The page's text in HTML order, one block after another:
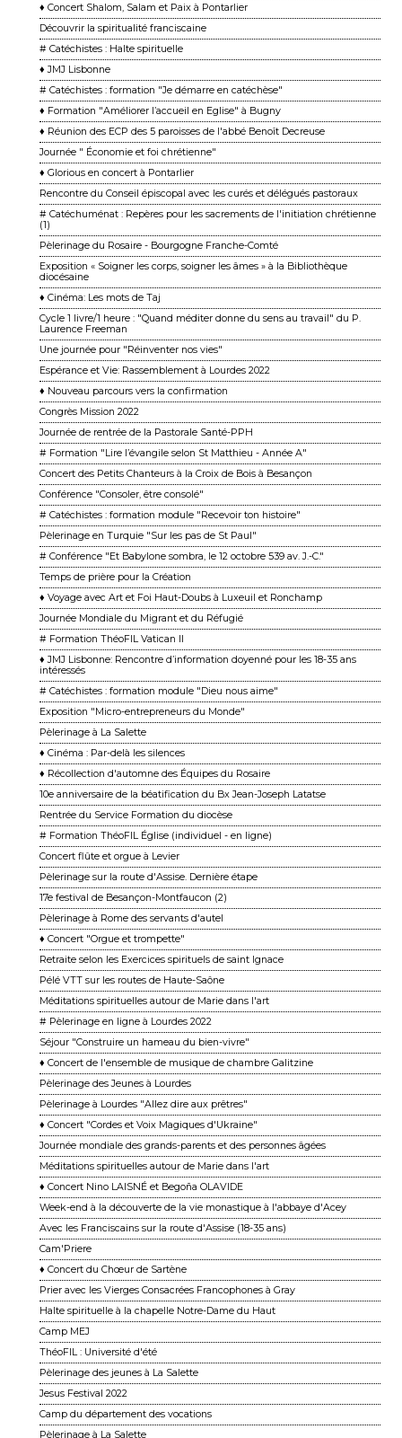
♦ Concert Shalom, Salam et Paix à Pontarlier
Découvrir la spiritualité franciscaine
# Catéchistes : Halte spirituelle
♦ JMJ Lisbonne
# Catéchistes : formation "Je démarre en catéchèse"
♦ Formation "Améliorer l’accueil en Eglise" à Bugny
♦ Réunion des ECP des 5 paroisses de l'abbé Benoît Decreuse
Journée " Économie et foi chrétienne"
♦ Glorious en concert à Pontarlier
Rencontre du Conseil épiscopal avec les curés et délégués pastoraux
# Catéchuménat : Repères pour les sacrements de l'initiation chrétienne
(1)
Pèlerinage du Rosaire - Bourgogne Franche-Comté
Exposition « Soigner les corps, soigner les âmes » à la Bibliothèque
diocésaine
♦ Cinéma: Les mots de Taj
Cycle 1 livre/1 heure : "Quand méditer donne du sens au travail" du P.
Laurence Freeman
Une journée pour "Réinventer nos vies"
Espérance et Vie: Rassemblement à Lourdes 2022
♦ Nouveau parcours vers la confirmation
Congrès Mission 2022
Journée de rentrée de la Pastorale Santé-PPH
# Formation "Lire l’évangile selon St Matthieu - Année A"
Concert des Petits Chanteurs à la Croix de Bois à Besançon
Conférence "Consoler, être consolé"
# Catéchistes : formation module "Recevoir ton histoire"
Pèlerinage en Turquie "Sur les pas de St Paul"
# Conférence "Et Babylone sombra, le 12 octobre 539 av. J.-C."
Temps de prière pour la Création
♦ Voyage avec Art et Foi Haut-Doubs à Luxeuil et Ronchamp
Journée Mondiale du Migrant et du Réfugié
# Formation ThéoFIL Vatican II
♦ JMJ Lisbonne: Rencontre d’information doyenné pour les 18-35 ans
intéressés
# Catéchistes : formation module "Dieu nous aime"
Exposition "Micro-entrepreneurs du Monde"
Pèlerinage à La Salette
♦ Cinéma : Par-delà les silences
♦ Récollection d'automne des Équipes du Rosaire
10e anniversaire de la béatification du Bx Jean-Joseph Latatse
Rentrée du Service Formation du diocèse
# Formation ThéoFIL Église (individuel - en ligne)
Concert flûte et orgue à Levier
Pèlerinage sur la route d'Assise. Dernière étape
17e festival de Besançon-Montfaucon (2)
Pèlerinage à Rome des servants d'autel
♦ Concert "Orgue et trompette"
Retraite selon les Exercices spirituels de saint Ignace
Pélé VTT sur les routes de Haute-Saône
Méditations spirituelles autour de Marie dans l'art
# Pèlerinage en ligne à Lourdes 2022
Séjour "Construire un hameau du bien-vivre"
♦ Concert de l'ensemble de musique de chambre Galitzine
Pèlerinage des Jeunes à Lourdes
Pèlerinage à Lourdes "Allez dire aux prêtres"
♦ Concert "Cordes et Voix Magiques d'Ukraine"
Journée mondiale des grands-parents et des personnes âgées
Méditations spirituelles autour de Marie dans l'art
♦ Concert Nino LAISNÉ et Begoña OLAVIDE
Week-end à la découverte de la vie monastique à l'abbaye d'Acey
Avec les Franciscains sur la route d'Assise (18-35 ans)
Cam'Priere
♦ Concert du Chœur de Sartène
Prier avec les Vierges Consacrées Francophones à Gray
Halte spirituelle à la chapelle Notre-Dame du Haut
Camp MEJ
ThéoFIL : Université d'été
Pèlerinage des jeunes à La Salette
Jesus Festival 2022
Camp du département des vocations
Pèlerinage à La Salette